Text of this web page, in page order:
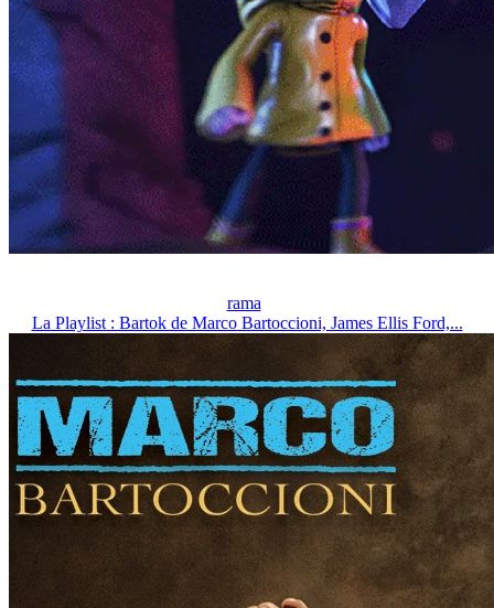
rama
La Playlist : Bartok de Marco Bartoccioni, James Ellis Ford,...